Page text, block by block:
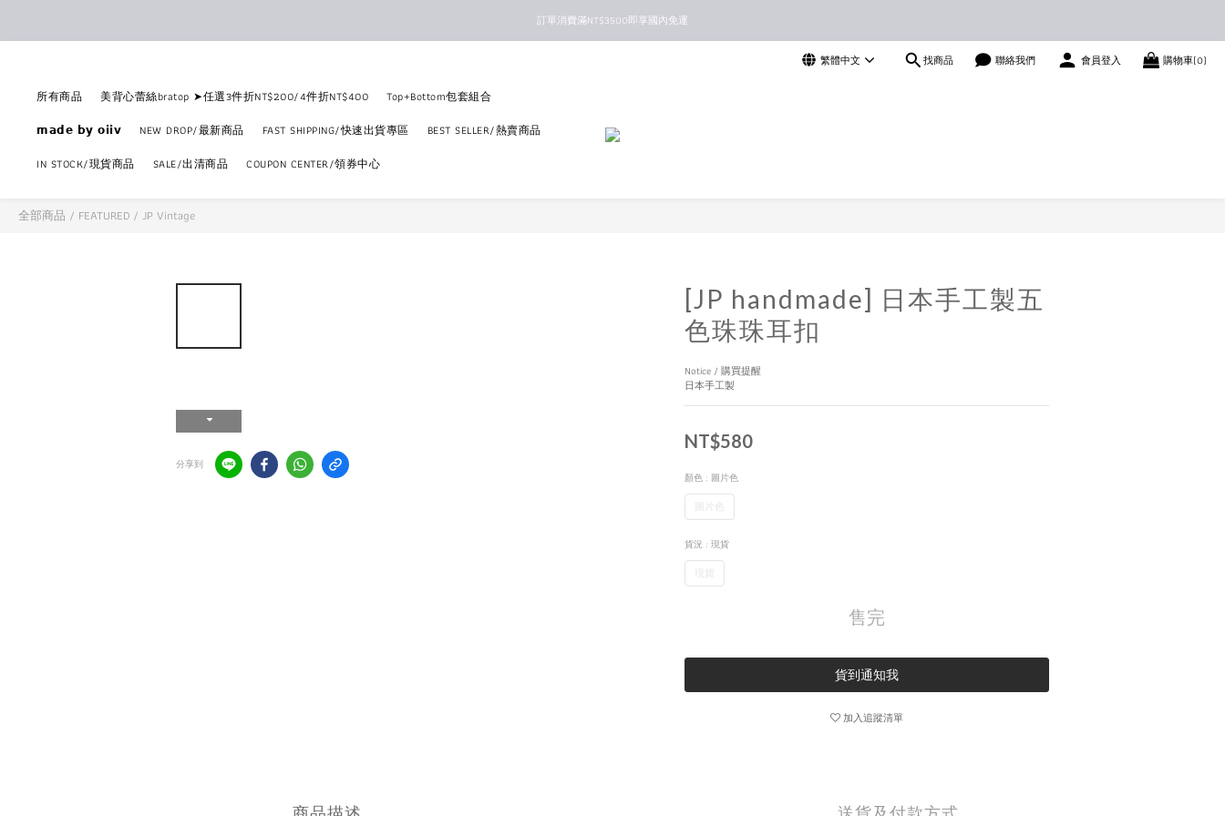
新馬港澳順豐到付配送
訂單消費滿NT$3500即享國內免運
繁體中文 找商品 聯絡我們 會員登入 購物車(0)
所有商品 美背心蕾絲bratop ➤任選3件折NT$200/4件折NT$400
Top+Bottom包套組合
𝗺𝗮𝗱𝗲 𝗯𝘆 𝗼𝗶𝗶𝘃
NEW DROP/最新商品 FAST SHIPPING/快速出貨專區
BEST SELLER/熱賣商品
IN STOCK/現貨商品
SALE/出清商品 COUPON CENTER/領券中心
全部商品 / FEATURED / JP Vintage
分享到
[JP handmade] 日本手工製五
色珠珠耳扣
Notice / 購買提醒
日本手工製
NT$580
顏色 : 圖片色
圖片色
貨況 : 現貨
現貨
售完
貨到通知我
加入追蹤清單